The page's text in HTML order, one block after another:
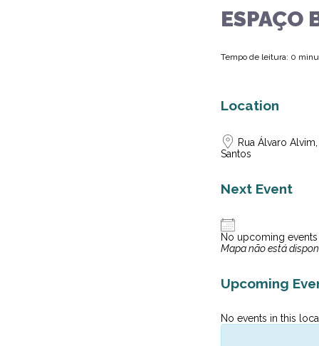
ESPAÇO
Tempo de leitura: 0
Location
Rua Álvaro
Santos
Next Event
No upcoming events
Mapa não está
Upcoming
No events in this